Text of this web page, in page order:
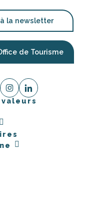
la newsletter
de Tourisme
valeurs